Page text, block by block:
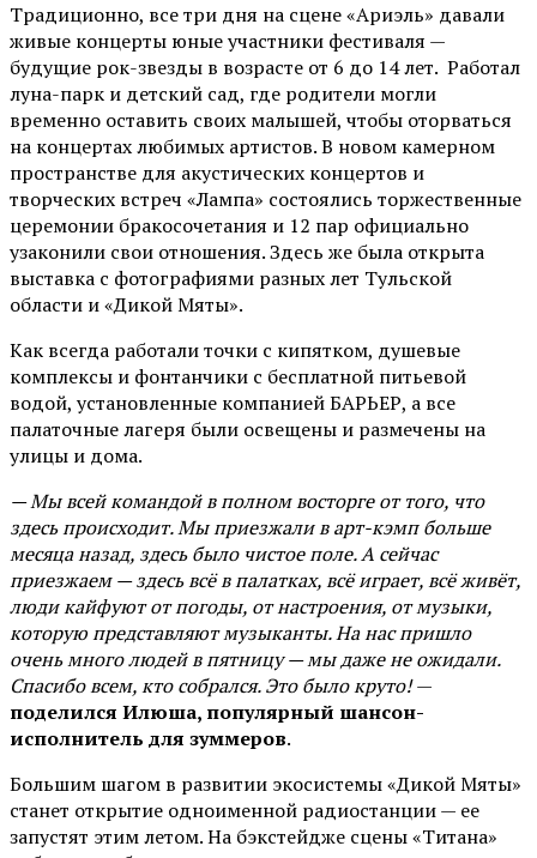
Традиционно, все три дня на сцене«Ариэль» давали
живые концерты юные участники фестиваля —
будущие рок-звезды в возрасте от 6 до 14 лет. Работал
луна-парк и детский сад, где родители могли
временно оставить своих малышей, чтобы оторваться
на концертах любимых артистов. В новом камерном
пространстве для акустических концертов и
творческих встреч «Лампа» состоялись торжественные
церемонии бракосочетания и 12 пар официально
узаконили свои отношения. Здесь же была открыта
выставка с фотографиями разных лет Тульской
области и «Дикой Мяты».
Как всегда работали точки с кипятком, душевые
комплексы и фонтанчики с бесплатной питьевой
водой, установленные компанией БАРЬЕР, а все
палаточные лагеря были освещены и размечены на
улицы и дома.
— Мы всей командой в полном восторге от того, что
здесь происходит. Мы приезжали в арт-кэмп больше
месяца назад, здесь было чистое поле. А сейчас
приезжаем — здесь всё в палатках, всё играет, всё живёт,
люди кайфуют от погоды, от настроения, от музыки,
которую представляют музыканты. На нас пришло
очень много людей в пятницу — мы даже не ожидали.
Спасибо всем, кто собрался. Это было круто!—
поделился Илюша, популярный шансон-
исполнитель для зуммеров.
Большим шагом в развитии экосистемы «Дикой Мяты»
станет открытие одноименной радиостанции — ее
запустят этим летом. На бэкстейдже сцены «Титана»